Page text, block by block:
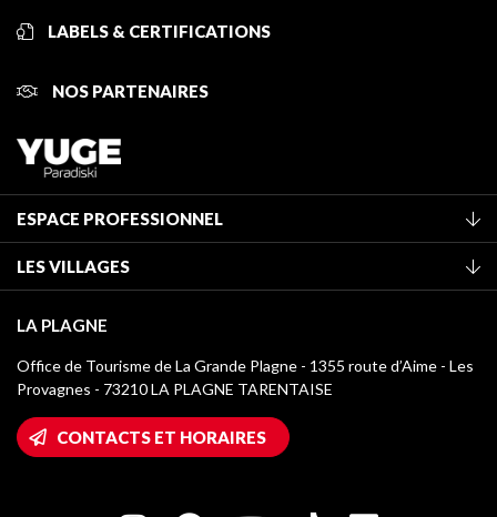
LABELS & CERTIFICATIONS
NOS PARTENAIRES
ESPACE PROFESSIONNEL
Classement des meublés
Taxe de séjour
Médiathèque
Logos La Plagne
Accès Wifi
Maison des Propriétaires
LES VILLAGES
Montchavin - Les Coches
Champagny-en-Vanoise
Plagne 1800
LA PLAGNE
Office de Tourisme de La Grande Plagne - 1355 route d’Aime - Les
Provagnes - 73210 LA PLAGNE TARENTAISE
CONTACTS ET HORAIRES